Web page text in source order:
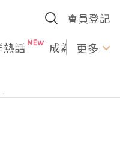
會員登記
話 成為U更多